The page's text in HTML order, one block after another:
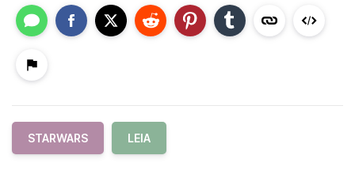
STARWARS LEIA